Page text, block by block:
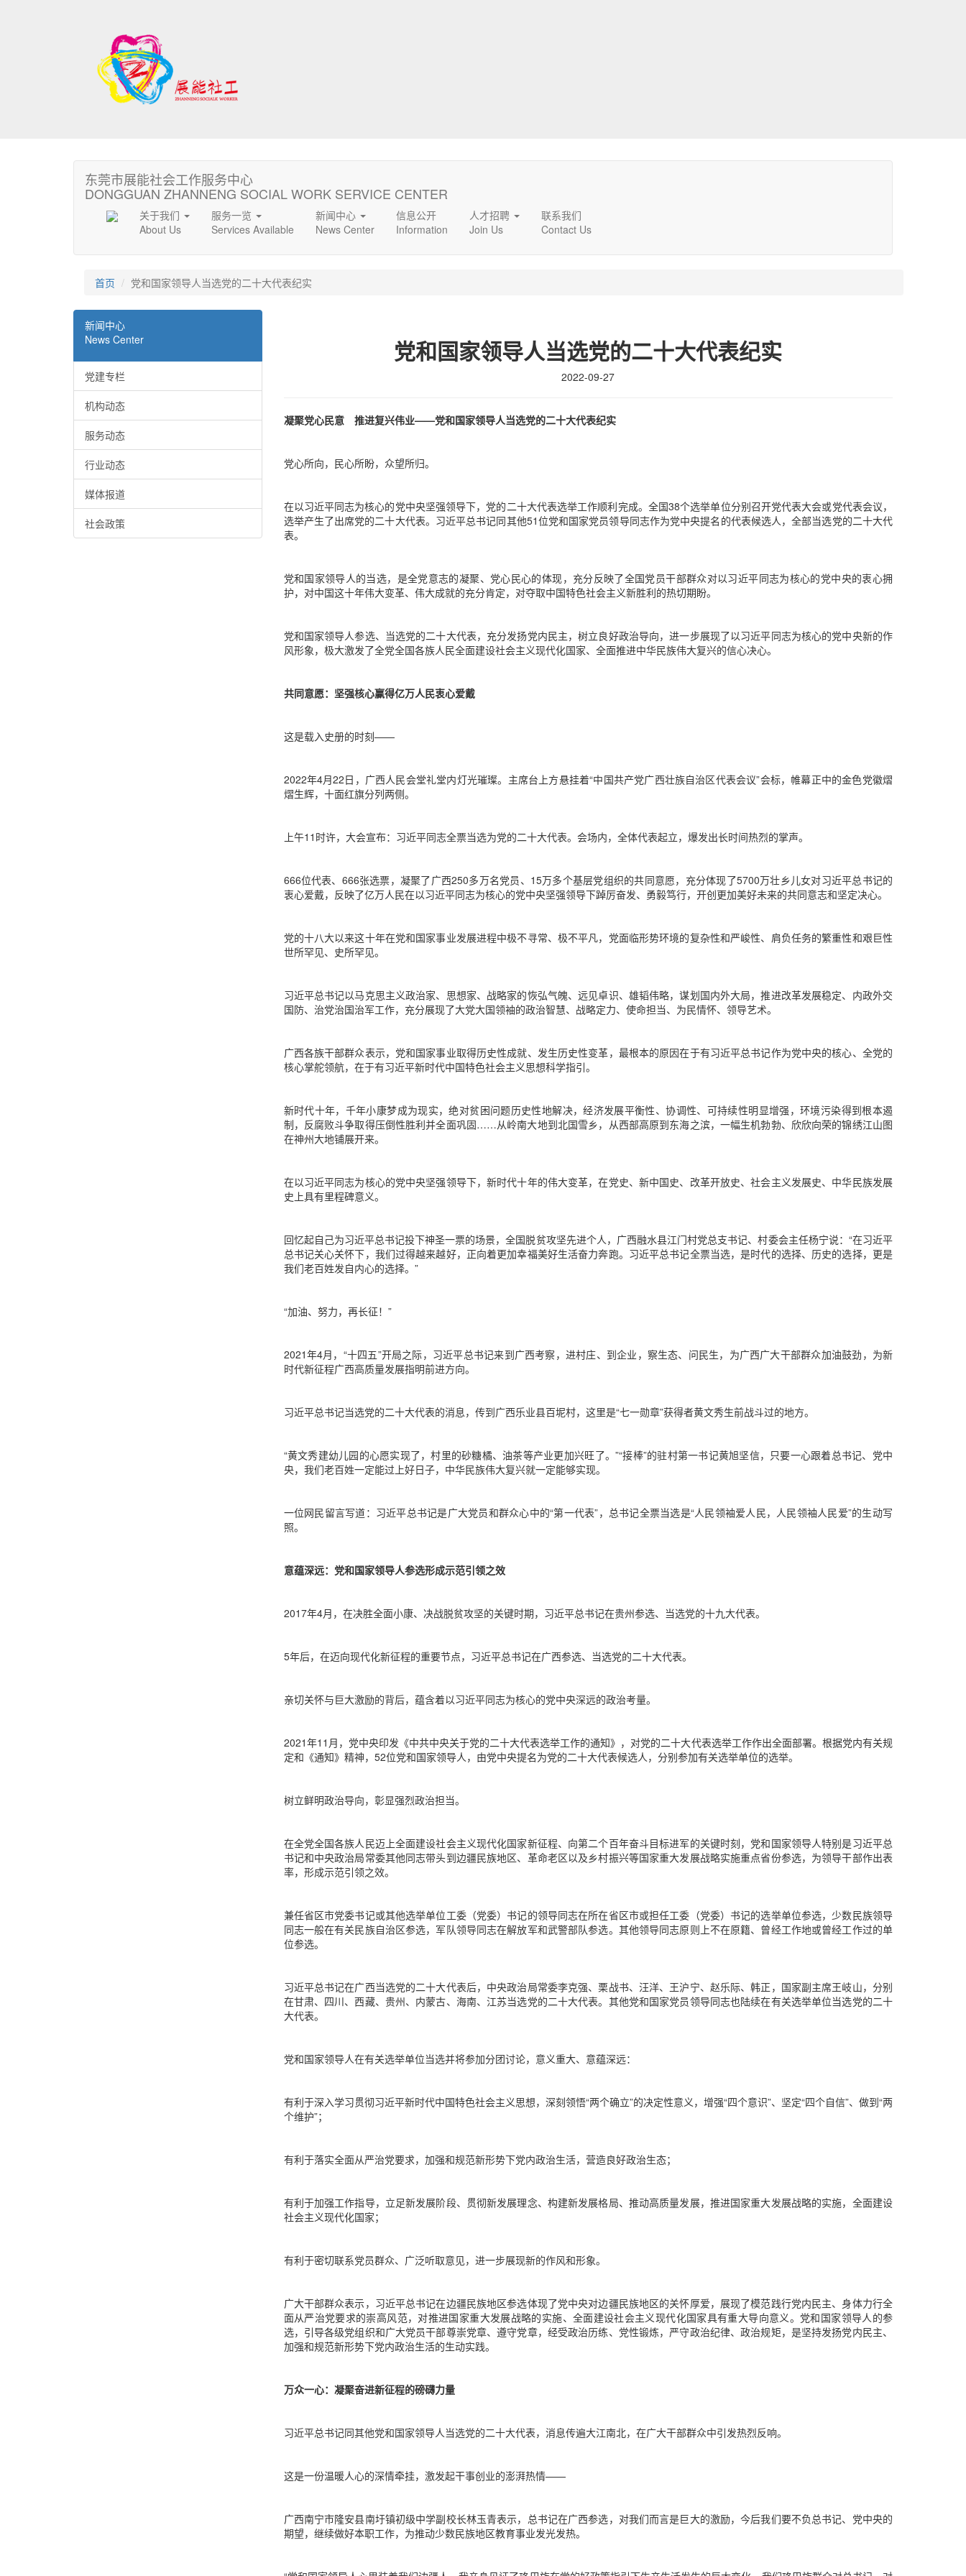
东莞市展能社会工作服务中心
DONGGUAN ZHANNENG SOCIAL WORK SERVICE CENTER
关于我们
About Us
服务一览
Services Available
新闻中心
News Center
信息公开
Information
人才招聘
Join Us
联系我们
Contact Us
首页 党和国家领导人当选党的二十大代表纪实
新闻中心
News Center
党建专栏
机构动态
服务动态
行业动态
媒体报道
社会政策
党和国家领导人当选党的二十大代表纪实
2022-09-27
凝聚党心民意 推进复兴伟业——党和国家领导人当选党的二十大代表纪实
党心所向，民心所盼，众望所归。
在以习近平同志为核心的党中央坚强领导下，党的二十大代表选举工作顺利完成。全国38个选举单位分别召开党代表大会或党代表会议，
选举产生了出席党的二十大代表。习近平总书记同其他51位党和国家党员领导同志作为党中央提名的代表候选人，全部当选党的二十大代
表。
党和国家领导人的当选，是全党意志的凝聚、党心民心的体现，充分反映了全国党员干部群众对以习近平同志为核心的党中央的衷心拥
护，对中国这十年伟大变革、伟大成就的充分肯定，对夺取中国特色社会主义新胜利的热切期盼。
党和国家领导人参选、当选党的二十大代表，充分发扬党内民主，树立良好政治导向，进一步展现了以习近平同志为核心的党中央新的作
风形象，极大激发了全党全国各族人民全面建设社会主义现代化国家、全面推进中华民族伟大复兴的信心决心。
共同意愿：坚强核心赢得亿万人民衷心爱戴
这是载入史册的时刻——
2022年4月22日，广西人民会堂礼堂内灯光璀璨。主席台上方悬挂着“中国共产党广西壮族自治区代表会议”会标，帷幕正中的金色党徽熠
熠生辉，十面红旗分列两侧。
上午11时许，大会宣布：习近平同志全票当选为党的二十大代表。会场内，全体代表起立，爆发出长时间热烈的掌声。
666位代表、666张选票，凝聚了广西250多万名党员、15万多个基层党组织的共同意愿，充分体现了5700万壮乡儿女对习近平总书记的
衷心爱戴，反映了亿万人民在以习近平同志为核心的党中央坚强领导下踔厉奋发、勇毅笃行，开创更加美好未来的共同意志和坚定决心。
党的十八大以来这十年在党和国家事业发展进程中极不寻常、极不平凡，党面临形势环境的复杂性和严峻性、肩负任务的繁重性和艰巨性
世所罕见、史所罕见。
习近平总书记以马克思主义政治家、思想家、战略家的恢弘气魄、远见卓识、雄韬伟略，谋划国内外大局，推进改革发展稳定、内政外交
国防、治党治国治军工作，充分展现了大党大国领袖的政治智慧、战略定力、使命担当、为民情怀、领导艺术。
广西各族干部群众表示，党和国家事业取得历史性成就、发生历史性变革，最根本的原因在于有习近平总书记作为党中央的核心、全党的
核心掌舵领航，在于有习近平新时代中国特色社会主义思想科学指引。
新时代十年，千年小康梦成为现实，绝对贫困问题历史性地解决，经济发展平衡性、协调性、可持续性明显增强，环境污染得到根本遏
制，反腐败斗争取得压倒性胜利并全面巩固……从岭南大地到北国雪乡，从西部高原到东海之滨，一幅生机勃勃、欣欣向荣的锦绣江山图
在神州大地铺展开来。
在以习近平同志为核心的党中央坚强领导下，新时代十年的伟大变革，在党史、新中国史、改革开放史、社会主义发展史、中华民族发展
史上具有里程碑意义。
回忆起自己为习近平总书记投下神圣一票的场景，全国脱贫攻坚先进个人，广西融水县江门村党总支书记、村委会主任杨宁说：“在习近平
总书记关心关怀下，我们过得越来越好，正向着更加幸福美好生活奋力奔跑。习近平总书记全票当选，是时代的选择、历史的选择，更是
我们老百姓发自内心的选择。”
“加油、努力，再长征！”
2021年4月，“十四五”开局之际，习近平总书记来到广西考察，进村庄、到企业，察生态、问民生，为广西广大干部群众加油鼓劲，为新
时代新征程广西高质量发展指明前进方向。
习近平总书记当选党的二十大代表的消息，传到广西乐业县百坭村，这里是“七一勋章”获得者黄文秀生前战斗过的地方。
“黄文秀建幼儿园的心愿实现了，村里的砂糖橘、油茶等产业更加兴旺了。”“接棒”的驻村第一书记黄旭坚信，只要一心跟着总书记、党中
央，我们老百姓一定能过上好日子，中华民族伟大复兴就一定能够实现。
一位网民留言写道：习近平总书记是广大党员和群众心中的“第一代表”，总书记全票当选是“人民领袖爱人民，人民领袖人民爱”的生动写
照。
意蕴深远：党和国家领导人参选形成示范引领之效
2017年4月，在决胜全面小康、决战脱贫攻坚的关键时期，习近平总书记在贵州参选、当选党的十九大代表。
5年后，在迈向现代化新征程的重要节点，习近平总书记在广西参选、当选党的二十大代表。
亲切关怀与巨大激励的背后，蕴含着以习近平同志为核心的党中央深远的政治考量。
2021年11月，党中央印发《中共中央关于党的二十大代表选举工作的通知》，对党的二十大代表选举工作作出全面部署。根据党内有关规
定和《通知》精神，52位党和国家领导人，由党中央提名为党的二十大代表候选人，分别参加有关选举单位的选举。
树立鲜明政治导向，彰显强烈政治担当。
在全党全国各族人民迈上全面建设社会主义现代化国家新征程、向第二个百年奋斗目标进军的关键时刻，党和国家领导人特别是习近平总
书记和中央政治局常委其他同志带头到边疆民族地区、革命老区以及乡村振兴等国家重大发展战略实施重点省份参选，为领导干部作出表
率，形成示范引领之效。
兼任省区市党委书记或其他选举单位工委（党委）书记的领导同志在所在省区市或担任工委（党委）书记的选举单位参选，少数民族领导
同志一般在有关民族自治区参选，军队领导同志在解放军和武警部队参选。其他领导同志原则上不在原籍、曾经工作地或曾经工作过的单
位参选。
习近平总书记在广西当选党的二十大代表后，中央政治局常委李克强、栗战书、汪洋、王沪宁、赵乐际、韩正，国家副主席王岐山，分别
在甘肃、四川、西藏、贵州、内蒙古、海南、江苏当选党的二十大代表。其他党和国家党员领导同志也陆续在有关选举单位当选党的二十
大代表。
党和国家领导人在有关选举单位当选并将参加分团讨论，意义重大、意蕴深远：
有利于深入学习贯彻习近平新时代中国特色社会主义思想，深刻领悟“两个确立”的决定性意义，增强“四个意识”、坚定“四个自信”、做到“两
个维护”；
有利于落实全面从严治党要求，加强和规范新形势下党内政治生活，营造良好政治生态；
有利于加强工作指导，立足新发展阶段、贯彻新发展理念、构建新发展格局、推动高质量发展，推进国家重大发展战略的实施，全面建设
社会主义现代化国家；
有利于密切联系党员群众、广泛听取意见，进一步展现新的作风和形象。
广大干部群众表示，习近平总书记在边疆民族地区参选体现了党中央对边疆民族地区的关怀厚爱，展现了模范践行党内民主、身体力行全
面从严治党要求的崇高风范，对推进国家重大发展战略的实施、全面建设社会主义现代化国家具有重大导向意义。党和国家领导人的参
选，引导各级党组织和广大党员干部尊崇党章、遵守党章，经受政治历练、党性锻炼，严守政治纪律、政治规矩，是坚持发扬党内民主、
加强和规范新形势下党内政治生活的生动实践。
万众一心：凝聚奋进新征程的磅礴力量
习近平总书记同其他党和国家领导人当选党的二十大代表，消息传遍大江南北，在广大干部群众中引发热烈反响。
这是一份温暖人心的深情牵挂，激发起干事创业的澎湃热情——
广西南宁市隆安县南圩镇初级中学副校长林玉青表示，总书记在广西参选，对我们而言是巨大的激励，今后我们要不负总书记、党中央的
期望，继续做好本职工作，为推动少数民族地区教育事业发光发热。